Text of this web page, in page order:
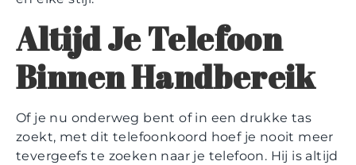
Altijd Je Telefoon
Binnen Handbereik
Of je nu onderweg bent of in een drukke tas
zoekt, met dit telefoonkoord hoef je nooit meer
tevergeefs te zoeken naar je telefoon. Hij is altijd